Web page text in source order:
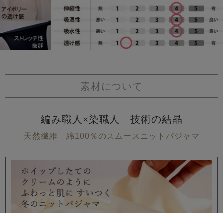
素材について
編み職人×染職人 技術の結晶
天然繊維 綿100％のスムースニットパジャマ